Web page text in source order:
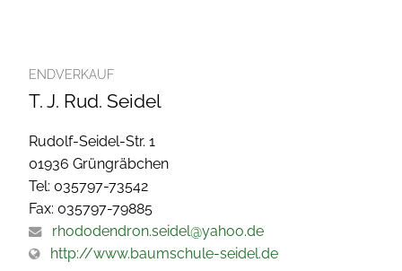
ENDVERKAUF
T. J. Rud. Seidel
Rudolf-Seidel-Str. 1
01936 Grüngräbchen
Tel: 035797-73542
Fax: 035797-79885
rhododendron.seidel@yahoo.de
http://www.baumschule-seidel.de